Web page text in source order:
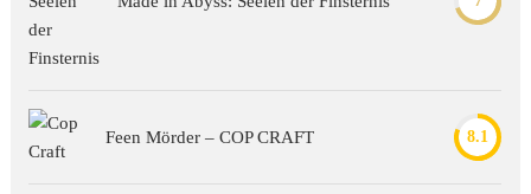
Feen Mörder – COP CRAFT 8.1